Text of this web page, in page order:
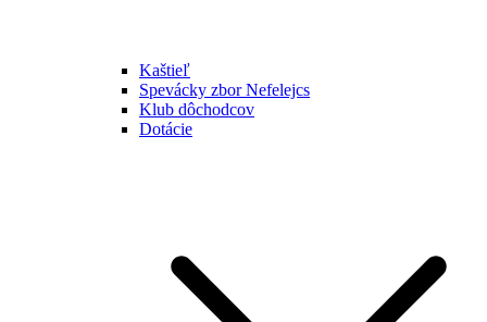
Kaštieľ
Spevácky zbor Nefelejcs
Klub dôchodcov
Dotácie